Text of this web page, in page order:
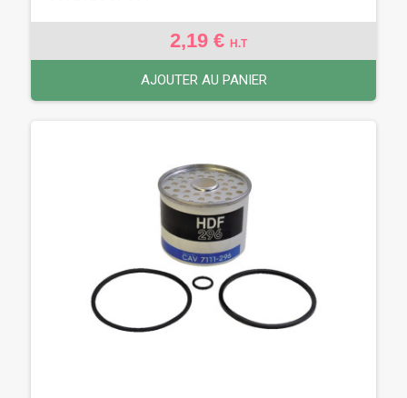
2,19 € H.T
AJOUTER AU PANIER